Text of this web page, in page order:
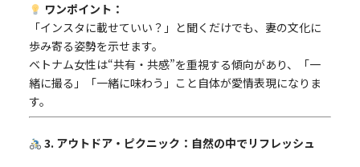
ワンポイント：
「インスタに載せていい？」と聞くだけでも、妻の文化に
歩み寄る姿勢を示せます。
ベトナム女性は“共有・共感”を重視する傾向があり、「一
緒に撮る」「一緒に味わう」こと自体が愛情表現になりま
す。
3. アウトドア・ピクニック：自然の中でリフレッシュ